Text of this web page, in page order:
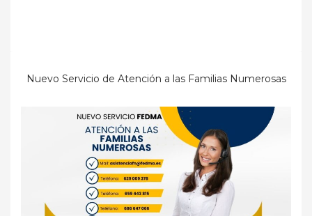
Nuevo Servicio de Atención a las Familias Numerosas